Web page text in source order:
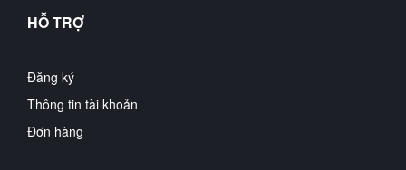
HỖ TRỢ
Đăng ký
Thông tin tài khoản
Đơn hàng